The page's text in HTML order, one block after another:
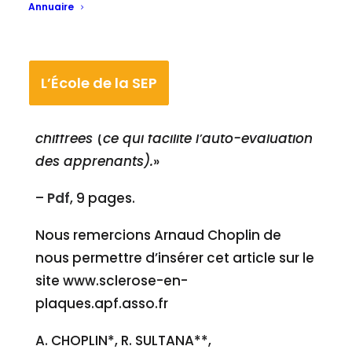
Annuaire
L’École de la SEP
Il s’agit ici d’un programme
d’apprentissage dont les performances
chiffrées (ce qui facilite l’auto-évaluation
des apprenants).»
– Pdf, 9 pages.
Nous remercions Arnaud Choplin de
nous permettre d’insérer cet article sur le
site www.sclerose-en-
plaques.apf.asso.fr
A. CHOPLIN*, R. SULTANA**,